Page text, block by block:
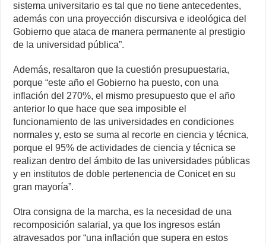
sistema universitario es tal que no tiene antecedentes,
además con una proyección discursiva e ideológica del
Gobierno que ataca de manera permanente al prestigio
de la universidad pública”.
Además, resaltaron que la cuestión presupuestaria,
porque “este año el Gobierno ha puesto, con una
inflación del 270%, el mismo presupuesto que el año
anterior lo que hace que sea imposible el
funcionamiento de las universidades en condiciones
normales y, esto se suma al recorte en ciencia y técnica,
porque el 95% de actividades de ciencia y técnica se
realizan dentro del ámbito de las universidades públicas
y en institutos de doble pertenencia de Conicet en su
gran mayoría”.
Otra consigna de la marcha, es la necesidad de una
recomposición salarial, ya que los ingresos están
atravesados por “una inflación que supera en estos